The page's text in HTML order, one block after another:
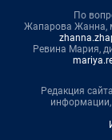
По
Жапарова Жанна,
Ревина Мария,
Редакция